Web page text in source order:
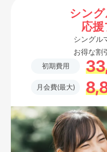
シン
応
シングル
お得な割
初期費用
月会費(最大)